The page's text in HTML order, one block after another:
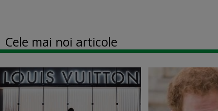
Cele mai noi articole